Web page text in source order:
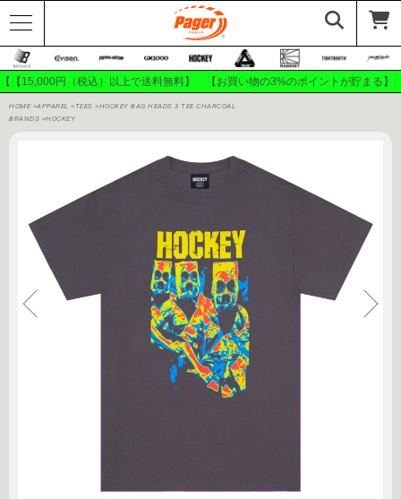
【【15,000円（税込）以上で送料無料】 【お買い物の3%のポイントが貯ま
HOME >APPAREL > TEES >HOCKEY BAG HEADS 3 TEE CHARCOAL
BRANDS >HOCKEY